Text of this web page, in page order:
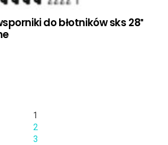
do błotników sks 28″
1
2
3